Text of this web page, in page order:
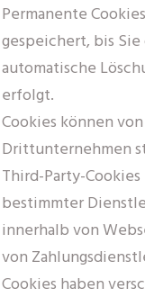
Permanente
gespeichert, bis
automatische
erfolgt.
Cookies können
Drittunternehmen
Third-Party-
bestimmter
innerhalb von
von
Cookies haben